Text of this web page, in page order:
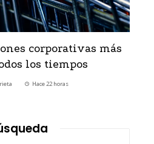
corporativas más
los tiempos
Hace 22 horas